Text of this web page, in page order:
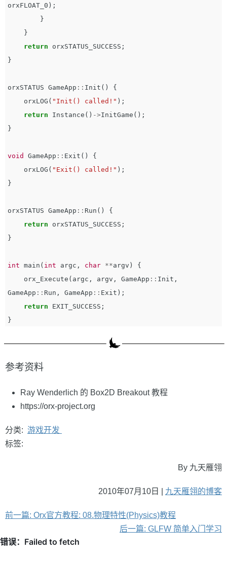
orxFLOAT_0 );
}
}
return
orxSTATUS_SUCCESS ;
}
orxSTATUS GameApp :: Init ()
{
orxLOG ( "Init() called!" );
return
Instance () ->InitGame ();
}
void GameApp :: Exit ()
{
orxLOG ( "Exit() called!" );
}
orxSTATUS GameApp :: Run ()
{
return
orxSTATUS_SUCCESS ;
}
int main ( int argc , char **argv )
{
orx_Execute ( argc , argv , GameApp :: Init ,
GameApp :: Run , GameApp :: Exit );
return
EXIT_SUCCESS ;
}
参考资料
Ray Wenderlich 的 Box2D Breakout 教程
https://orx-project.org
分类: 游戏开发
标签:
By 九天雁翎
2010年07月10日 | 九天雁翎的博客
前一篇: Orx官方教程: 08.物理特性(Physics)教程
后一篇: GLFW 简单入门学习